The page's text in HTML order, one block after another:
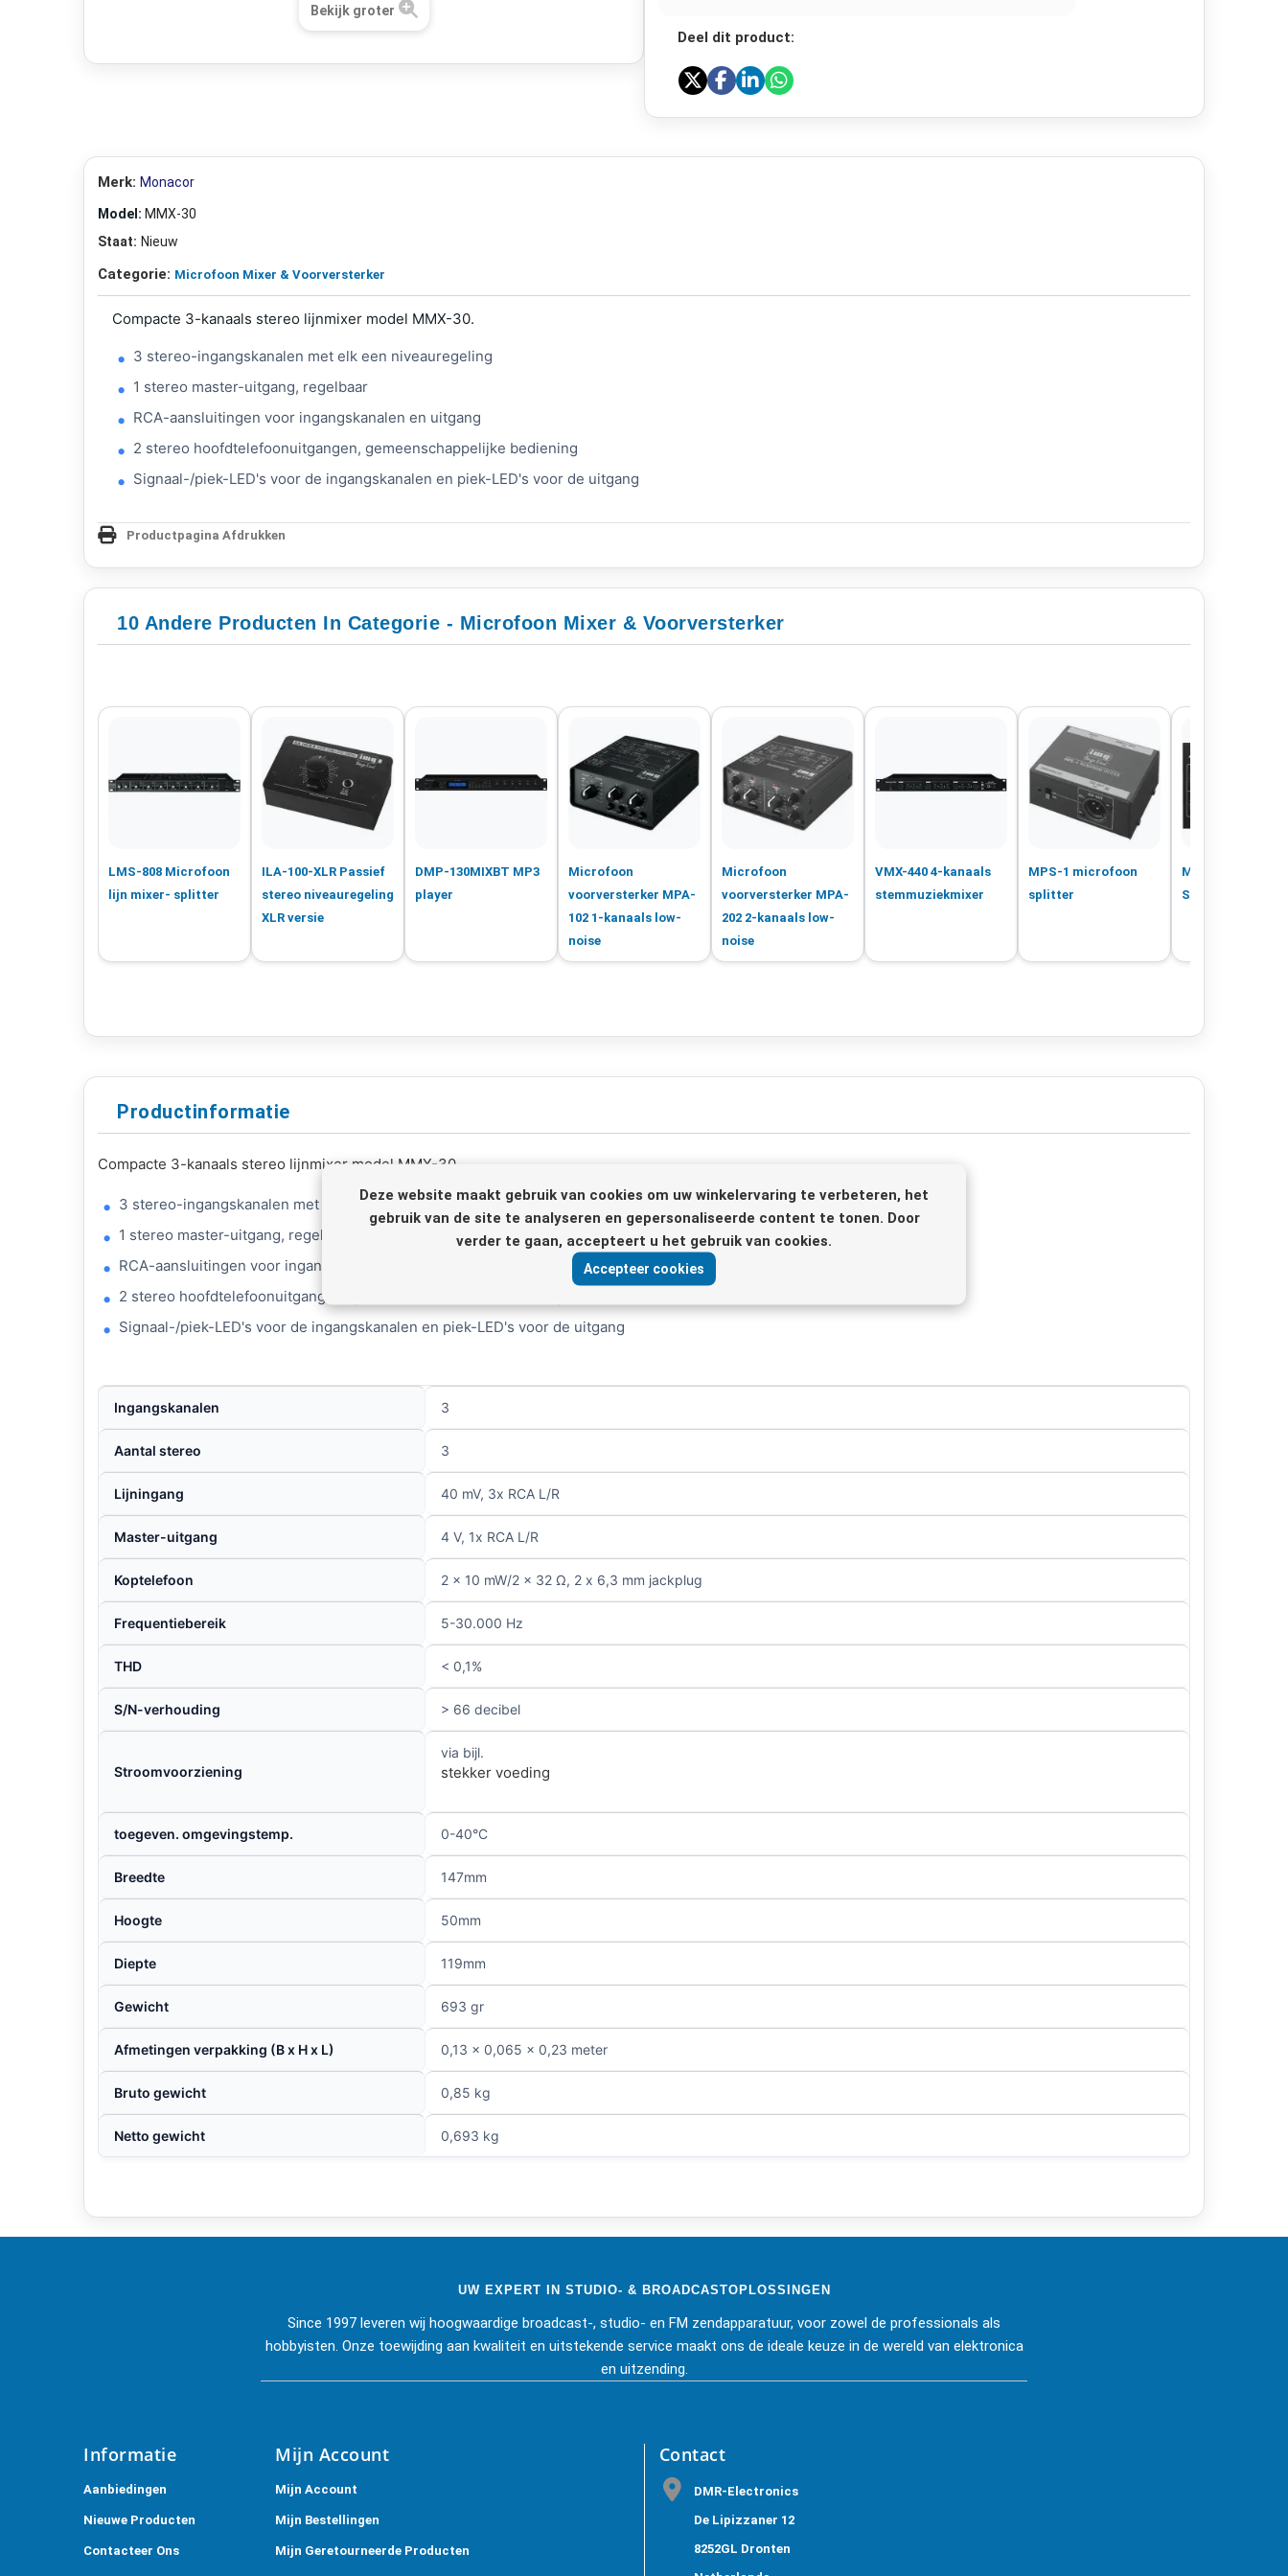
Deze website maakt gebruik van cookies om uw winkelervaring te verbeteren, het
gebruik van de site te analyseren en gepersonaliseerde content te tonen. Door
verder te gaan, accepteert u het gebruik van cookies.
Accepteer cookies
Bekijk groter
Deel dit product:
Merk: Monacor
Model: MMX-30
Staat: Nieuw
Categorie: Microfoon Mixer & Voorversterker
Compacte 3-kanaals stereo lijnmixer model MMX-30.
3 stereo-ingangskanalen met elk een niveauregeling
1 stereo master-uitgang, regelbaar
RCA-aansluitingen voor ingangskanalen en uitgang
2 stereo hoofdtelefoonuitgangen, gemeenschappelijke bediening
Signaal-/piek-LED's voor de ingangskanalen en piek-LED's voor de uitgang
Productpagina Afdrukken
10 Andere Producten In Categorie - Microfoon Mixer & Voorversterker
LMS-808 Microfoon
lijn mixer- splitter
ILA-100-XLR Passief
stereo niveauregeling
XLR versie
DMP-130MIXBT MP3
player
Microfoon
voorversterker MPA-
102 1-kanaals low-
noise
Microfoon
voorversterker MPA-
202 2-kanaals low-
noise
VMX-440 4-kanaals
stemmuziekmixer
MPS-1 microfoon
splitter
MMX-8
Stereo line Mixer
Productinformatie
Compacte 3-kanaals stereo lijnmixer model MMX-30.
3 stereo-ingangskanalen met elk een niveauregeling
1 stereo master-uitgang, regelbaar
RCA-aansluitingen voor ingangskanalen en uitgang
2 stereo hoofdtelefoonuitgangen, gemeenschappelijke bediening
Signaal-/piek-LED's voor de ingangskanalen en piek-LED's voor de uitgang
Ingangskanalen 3
Aantal stereo 3
Lijningang 40 mV, 3x RCA L/R
Master-uitgang 4 V, 1x RCA L/R
Koptelefoon 2 x 10 mW/2 x 32 Ω, 2 x 6,3 mm jackplug
Frequentiebereik 5-30.000 Hz
THD < 0,1%
S/N-verhouding > 66 decibel
Stroomvoorziening
via bijl.
stekker voeding
toegeven. omgevingstemp. 0-40°C
Breedte 147mm
Hoogte 50mm
Diepte 119mm
Gewicht 693 gr
Afmetingen verpakking (B x H x L) 0,13 x 0,065 x 0,23 meter
Bruto gewicht 0,85 kg
Netto gewicht 0,693 kg
UW EXPERT IN STUDIO- & BROADCASTOPLOSSINGEN
Since 1997 leveren wij hoogwaardige broadcast-, studio- en FM zendapparatuur, voor zowel de professionals als
hobbyisten. Onze toewijding aan kwaliteit en uitstekende service maakt ons de ideale keuze in de wereld van elektronica
en uitzending.
Informatie
Aanbiedingen
Nieuwe Producten
Contacteer Ons
Mijn Account
Mijn Account
Mijn Bestellingen
Mijn Geretourneerde Producten
Contact
DMR-Electronics
De Lipizzaner 12
8252GL Dronten